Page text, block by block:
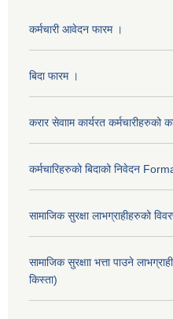
कर्मचारी आवेदन फारम ।
बिदा फारम ।
करार सेवााम कार्यरत
कर्मचारिहरुको बिदाको निवेदन
सामाजिक सुरक्षा लाभग्राहीहरुको
सामाजिक सुरक्षाा भत्ता पाउने
किस्ता)